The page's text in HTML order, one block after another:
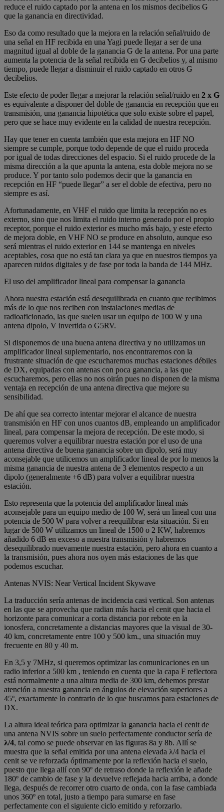
reduce el ruido captado por la antena en los mismos decibelios G
que la ganancia en directividad.
Eso da como resultado que la mejora en la relación señal/ruido de
una señal en HF recibida en una Yagi puede llegar a ser de una
magnitud igual al doble de la ganancia G de la antena. Por una parte
aumenta la potencia de la señal recibida en G decibelios y, al mismo
tiempo, puede llegar a disminuir el ruido captado en otros G
decibelios.
Este efecto de poder llegar a mejorar la relación señal/ruido en 2 x G
es equivalente a disponer del doble de ganancia en recepción que en
transmisión, una ganancia hipotética que solo existe sobre el papel,
pero que se hace muy evidente en la calidad de nuestra recepción.
Hay que tener en cuenta también que esta mejora en HF NO
siempre se cumple, porque todo depende de que el ruido proceda
por igual de todas direcciones del espacio. Si el ruido procede de la
misma dirección a la que apunta la antena, esta doble mejora no se
produce. Y por tanto solo podemos decir que la ganancia en
recepción en HF “puede llegar” a ser el doble de efectiva, pero no
siempre es así.
Afortunadamente, en VHF el ruido que limita la recepción no es
externo, sino que nos limita el ruido interno generado por el propio
receptor, porque el ruido exterior es mucho más bajo, y este efecto
de mejora doble, en VHF NO se produce en absoluto, aunque eso
será mientras el ruido exterior en 144 se mantenga en niveles
aceptables, cosa que no está tan clara ya que en nuestros tiempos ya
aparecen ruidos digitales y de fase por toda la banda de 144 MHz.
El uso del amplificador lineal para compensar la ganancia
Ahora nuestra estación está desequilibrada en cuanto que recibimos
más de lo que nos reciben con instalaciones medias de
radioaficionado, las que suelen usar un equipo de 100 W y una
antena dipolo, V invertida o G5RV.
Si disponemos de una buena antena directiva y no utilizamos un
amplificador lineal suplementario, nos encontraremos con la
frustrante situación de que escucharemos muchas estaciones débiles
de DX, equipadas con antenas con poca ganancia, a las que
escucharemos, pero ellas no nos oirán pues no disponen de la misma
ventaja en recepción de una antena directiva que mejore su
sensibilidad.
De ahí que sea correcto intentar mejorar el alcance de nuestra
transmisión en HF con unos cuantos dB, empleando un amplificador
lineal, para compensar la mejora de recepción. De este modo, si
queremos volver a equilibrar nuestra estación por el uso de una
antena directiva de buena ganancia sobre un dipolo, será muy
aconsejable que utilicemos un amplificador lineal de por lo menos la
misma ganancia de nuestra antena de 3 elementos respecto a un
dipolo (generalmente +6 dB) para volver a equilibrar nuestra
estación.
Esto representa que la potencia del amplificador lineal más
aconsejable para un equipo medio de 100 W, será un lineal con una
potencia de 500 W para volver a reequilibrar esta situación. Si en
lugar de 500 W utilizamos un lineal de 1500 o 2 KW, habremos
añadido 6 dB en exceso a nuestra transmisión y habremos
desequilibrado nuevamente nuestra estación, pero ahora en cuanto a
la transmisión, pues ahora nos oyen más estaciones de las que
podemos escuchar.
Antenas NVIS: Near Vertical Incident Skywave
La traducción sería antenas de incidencia casi vertical. Son antenas
en las que se aprovecha que radian más hacia el cenit que hacia el
horizonte para comunicar a corta distancia por rebote en la
ionosfera, concretamente a distancias mayores que la visual de 30-
40 km, concretamente entre 100 y 500 km., una situación muy
frecuente en 80 y 40 m.
En 3,5 y 7MHz, si queremos optimizar las comunicaciones en un
radio inferior a 500 km , teniendo en cuenta que la capa F reflectora
está normalmente a una altura media de 300 km, debemos prestar
atención a nuestra ganancia en ángulos de elevación superiores a
45º, exactamente lo contrario de lo que buscamos para estaciones de
DX.
La altura ideal teórica para optimizar la ganancia hacia el cenit de
una antena NVIS sobre un suelo perfectamente conductor sería de
λ/4, tal como se puede observar en las figuras 8a y 8b. Allí se
muestra que la señal emitida por una antena elevada λ/4 hacia el
cenit se ve reforzada óptimamente por la reflexión hacia el suelo,
puesto que llega allí con 90º de retraso donde la reflexión le añade
180º de cambio de fase y la devuelve reflejada hacia arriba, a donde
llega, después de recorrer otro cuarto de onda, con la fase cambiada
unos 360º en total, justo a tiempo para sumarse en fase
perfectamente con el siguiente ciclo emitido y reforzarlo.